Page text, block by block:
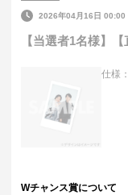
2026年04月16日 00:00
【当選者1名様】
仕様
Wチャンス賞について